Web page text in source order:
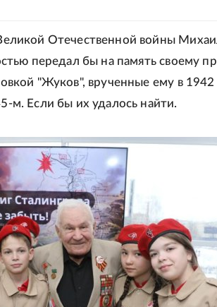
Отечественной войны
передал бы на память своему
"Жуков", врученные ему в 1942
м. Если бы их удалось найти.